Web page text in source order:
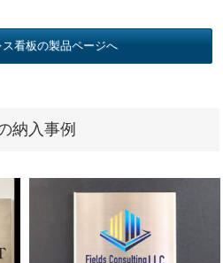
看板の製品ページへ
納入事例